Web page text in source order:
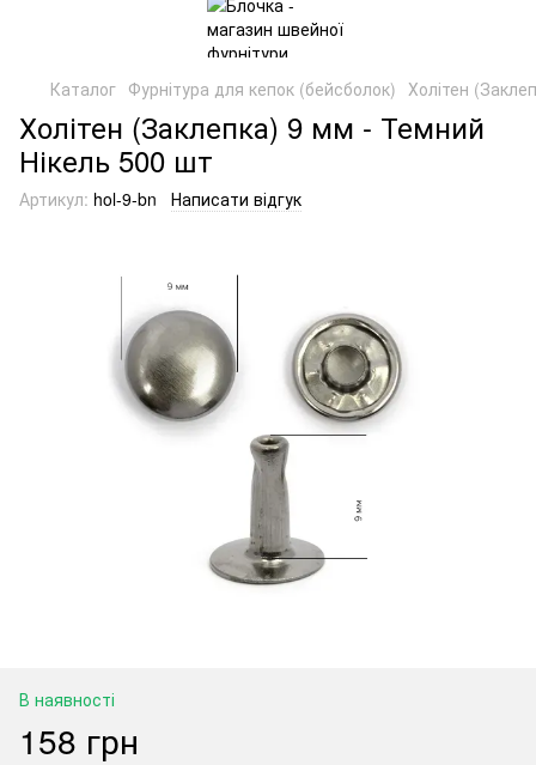
Каталог Фурнітура для кепок (бейсболок) Холітен
Холітен (Заклепка) 9 мм - Темний
Нікель 500 шт
Артикул: hol-9-bn Написати відгук
В наявності
158 грн